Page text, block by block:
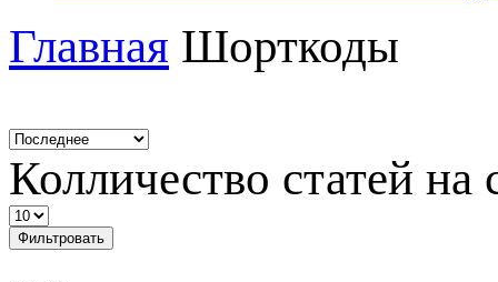
Главная Шорткоды
Колличество статей на
Фильтровать